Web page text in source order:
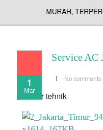
MURAH,
1
Mar
Service AC
No comments